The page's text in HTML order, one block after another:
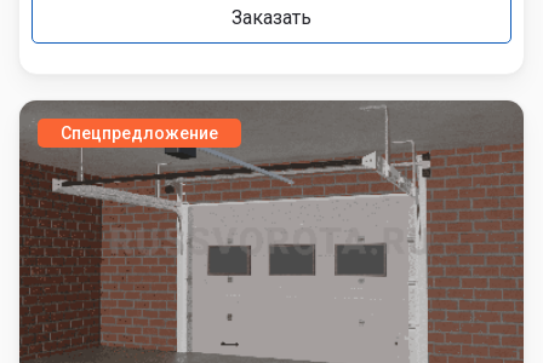
Заказать
Спецпредложение